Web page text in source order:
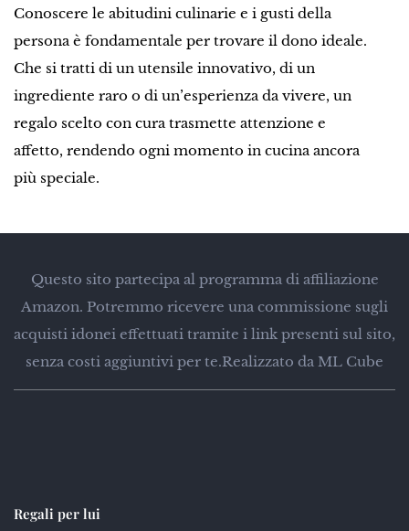
Conoscere le abitudini culinarie e i gusti della
persona è fondamentale per trovare il dono ideale.
Che si tratti di un utensile innovativo, di un
ingrediente raro o di un’esperienza da vivere, un
regalo scelto con cura trasmette attenzione e
affetto, rendendo ogni momento in cucina ancora
più speciale.
Questo sito partecipa al programma di affiliazione
Amazon. Potremmo ricevere una commissione sugli
acquisti idonei effettuati tramite i link presenti sul sito,
senza costi aggiuntivi per te.Realizzato da ML Cube
Regali per lui